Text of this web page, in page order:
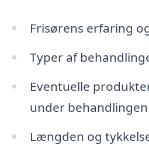
Frisørens erfaring
Typer af
Eventuelle
under behandlingen
Længden og